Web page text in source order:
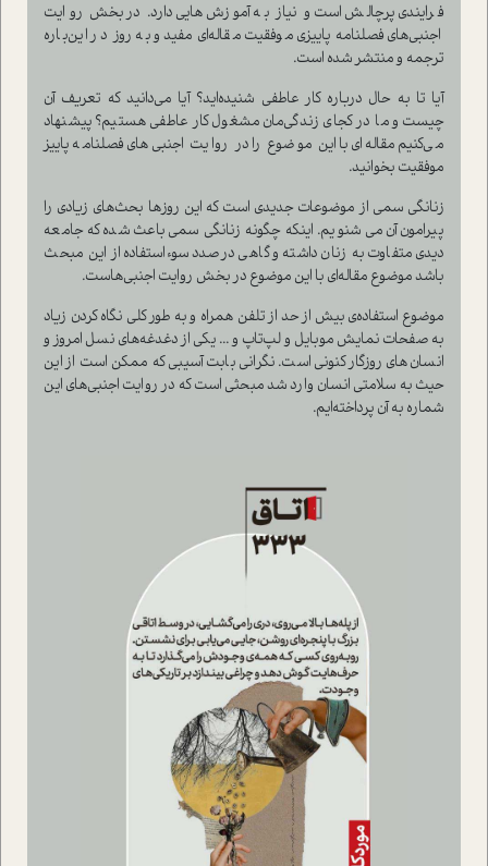
فرایندی پر‌چالش است و نیاز به آموزش‌هایی دارد. در بخش روایت
اجنبی‌های فصلنامه پاییزی موفقیت مقاله‌ای مفید و به روز در این‌باره
ترجمه و منتشر شده است.
آیا تا به حال درباره کار عاطفی شنیده‌اید؟ آیا می‌دانید که تعریف آن
چیست و ما در کجای زندگی‌مان مشغول کار عاطفی هستیم؟ پیشنهاد
می‌کنیم مقاله‌ای با این موضوع را در روایت اجنبی‌های فصلنامه پاییز
موفقیت بخوانید.
زنانگی سمی از موضوعات جدیدی است که این روزها بحث‌های زیادی را
پیرامون آن می شنویم. اینکه چگونه زنانگی سمی باعث شده که جامعه
دیدی متفاوت به زنان داشته و گاهی در‌صدد سوء‌استفاده از این مبحث
باشد موضوع مقاله‌ای با این موضوع در بخش روایت اجنبی‌هاست.
موضوع استفاده‌ی بیش از حد از تلفن همراه و به طور کلی نگاه کردن زیاد
به صفحات نمایش موبایل و لپ‌‌تاپ و ... یکی از دغدغه‌های نسل امروز و
انسان‌های روزگار کنونی است. نگرانی بابت آسیبی که ممکن است از این
حیث به سلامتی انسان وارد شد مبحثی است که در روایت اجنبی‌های این
شماره به آن پرداخته‌ایم.